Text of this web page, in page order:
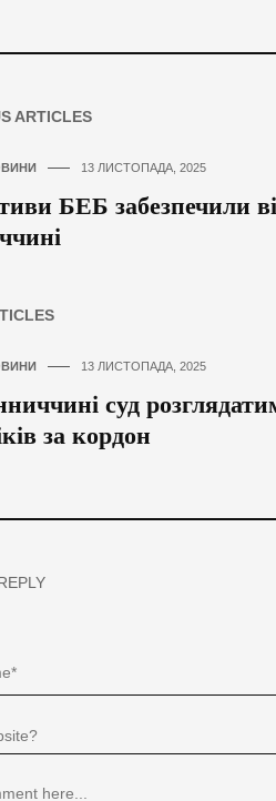
ARTICLES
13 ЛИСТОПАДА, 2025
БЕБ забезпечили
13 ЛИСТОПАДА, 2025
суд
за кордон